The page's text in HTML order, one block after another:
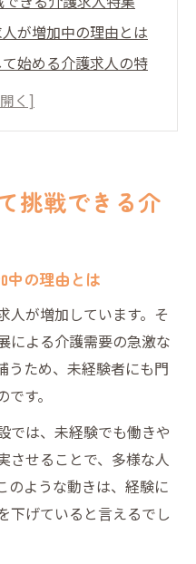
が増加中の理由とは
始める介護求人の特
介護求人のサポート
護求人の選び方
で働きやすさを重視
護求人の選択基準
人で柔軟な働き方を選
挑戦できる介
中の理由とは
人が増加しています。そ
による介護需要の急激な
うため、未経験者にも門
す。
では、未経験でも働きや
させることで、多様な人
のような動きは、経験に
下げていると言えるでし